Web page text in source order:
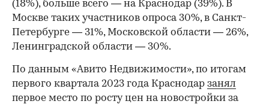
(18%), больше всего — на Краснодар (39%). В
Москве таких участников опроса 30%, в Санкт-
Петербурге — 31%, Московской области — 26%,
Ленинградской области — 30%.
По данным «Авито Недвижимости», по итогам
первого квартала 2023 года Краснодар занял
первое место по росту цен на новостройки за